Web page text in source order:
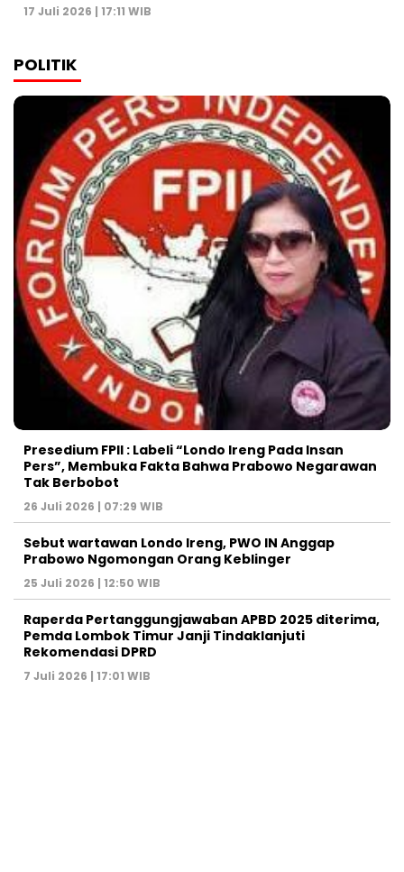
17 Juli 2026 | 17:11 WIB
POLITIK
Presedium FPII : Labeli “Londo Ireng Pada Insan
Pers”, Membuka Fakta Bahwa Prabowo Negarawan
Tak Berbobot
26 Juli 2026 | 07:29 WIB
Sebut wartawan Londo Ireng, PWO IN Anggap
Prabowo Ngomongan Orang Keblinger
25 Juli 2026 | 12:50 WIB
Raperda Pertanggungjawaban APBD 2025 diterima,
Pemda Lombok Timur Janji Tindaklanjuti
Rekomendasi DPRD
7 Juli 2026 | 17:01 WIB